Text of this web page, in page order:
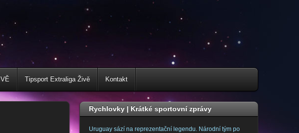
Tipsport Extraliga Živě Kontakt
Rychlovky | Krátké sportovní zprávy
Uruguay sází na reprezentační legendu. Národní tým po